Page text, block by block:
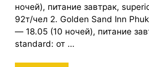
ночей), питание завтрак,
92т/чел 2. Golden Sand Inn
— 18.05 (10 ночей), питание
standard: от …